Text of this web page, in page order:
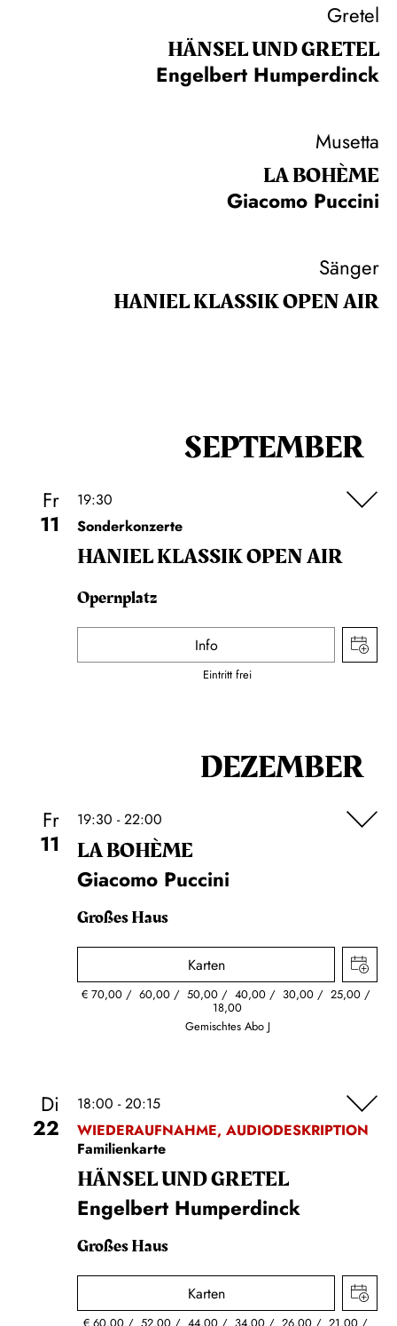
Gretel
HÄNSEL UND GRETEL
Engelbert Humperdinck
Musetta
LA BOHÈME
Giacomo Puccini
Sänger
HANIEL KLASSIK OPEN AIR
SEPTEMBER
Fr
11
19:30
Sonderkonzerte
HANIEL KLASSIK OPEN AIR
Opernplatz
Info
Eintritt frei
DEZEMBER
Fr
11
19:30 - 22:00
LA BOHÈME
Giacomo Puccini
Großes Haus
Karten
€ 70,00 60,00 50,00 40,00 30,00 25,00
18,00
Gemischtes Abo J
Di
22
18:00 - 20:15
WIEDERAUFNAHME, AUDIODESKRIPTION
Familienkarte
HÄNSEL UND GRETEL
Engelbert Humperdinck
Großes Haus
Karten